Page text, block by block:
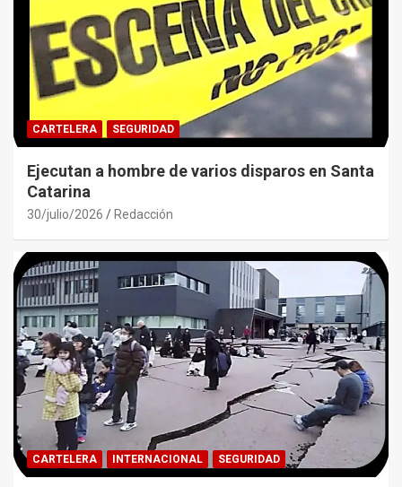
CARTELERA SEGURIDAD
Ejecutan a hombre de varios disparos en Santa
Catarina
30/julio/2026 Redacción
CARTELERA INTERNACIONAL SEGURIDAD